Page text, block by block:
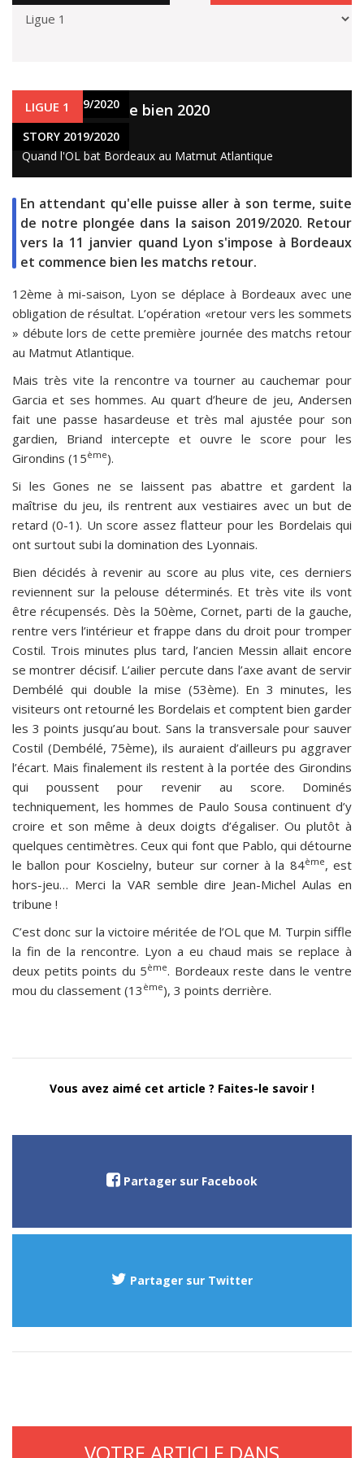
STORY 2019/2020
LIGUE 1
STORY 2019/2020
Lyon commence bien 2020
8 avr. 2020
Quand l'OL bat Bordeaux au Matmut Atlantique
En attendant qu'elle puisse aller à son terme, suite
de notre plongée dans la saison 2019/2020. Retour
vers la 11 janvier quand Lyon s'impose à Bordeaux
et commence bien les matchs retour.
12ème à mi-saison, Lyon se déplace à Bordeaux avec une
obligation de résultat. L’opération «retour vers les sommets
» débute lors de cette première journée des matchs retour
au Matmut Atlantique.
Mais très vite la rencontre va tourner au cauchemar pour
Garcia et ses hommes. Au quart d’heure de jeu, Andersen
fait une passe hasardeuse et très mal ajustée pour son
gardien, Briand intercepte et ouvre le score pour les
Girondins (15ème).
Si les Gones ne se laissent pas abattre et gardent la
maîtrise du jeu, ils rentrent aux vestiaires avec un but de
retard (0-1). Un score assez flatteur pour les Bordelais qui
ont surtout subi la domination des Lyonnais.
Bien décidés à revenir au score au plus vite, ces derniers
reviennent sur la pelouse déterminés. Et très vite ils vont
être récupensés. Dès la 50ème, Cornet, parti de la gauche,
rentre vers l’intérieur et frappe dans du droit pour tromper
Costil. Trois minutes plus tard, l’ancien Messin allait encore
se montrer décisif. L’ailier percute dans l’axe avant de servir
Dembélé qui double la mise (53ème). En 3 minutes, les
visiteurs ont retourné les Bordelais et comptent bien garder
les 3 points jusqu’au bout. Sans la transversale pour sauver
Costil (Dembélé, 75ème), ils auraient d’ailleurs pu aggraver
l’écart. Mais finalement ils restent à la portée des Girondins
qui poussent pour revenir au score. Dominés
techniquement, les hommes de Paulo Sousa continuent d’y
croire et son même à deux doigts d’égaliser. Ou plutôt à
quelques centimètres. Ceux qui font que Pablo, qui détourne
le ballon pour Koscielny, buteur sur corner à la 84ème, est
hors-jeu… Merci la VAR semble dire Jean-Michel Aulas en
tribune !
C’est donc sur la victoire méritée de l’OL que M. Turpin siffle
la fin de la rencontre. Lyon a eu chaud mais se replace à
deux petits points du 5ème. Bordeaux reste dans le ventre
mou du classement (13 ème), 3 points derrière.
Vous avez aimé cet article ? Faites-le savoir !
Partager sur Facebook
Partager sur Twitter